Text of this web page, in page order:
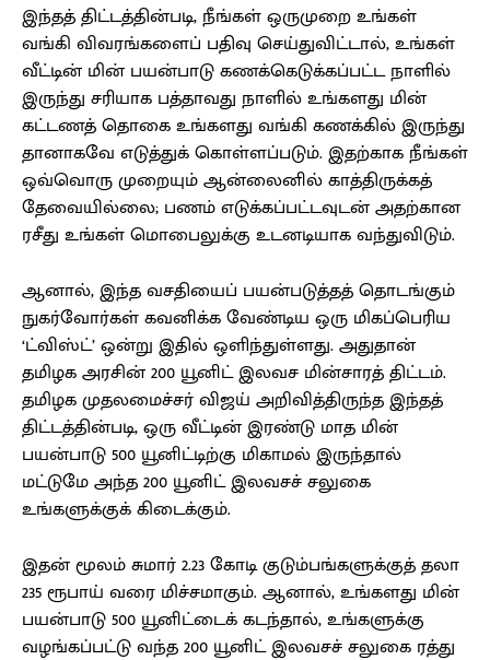
இந்தத் திட்டத்தின்படி, நீங்கள் ஒருமுறை உங்கள்
வங்கி விவரங்களைப் பதிவு செய்துவிட்டால், உங்கள்
வீட்டின் மின் பயன்பாடு கணக்கெடுக்கப்பட்ட நாளில்
இருந்து சரியாக பத்தாவது நாளில் உங்களது மின்
கட்டணத் தொகை உங்களது வங்கி கணக்கில் இருந்து
தானாகவே எடுத்துக் கொள்ளப்படும். இதற்காக நீங்கள்
ஒவ்வொரு முறையும் ஆன்லைனில் காத்திருக்கத்
தேவையில்லை; பணம் எடுக்கப்பட்டவுடன் அதற்கான
ரசீது உங்கள் மொபைலுக்கு உடனடியாக வந்துவிடும்.
ஆனால், இந்த வசதியைப் பயன்படுத்தத் தொடங்கும்
நுகர்வோர்கள் கவனிக்க வேண்டிய ஒரு மிகப்பெரிய
‘ட்விஸ்ட்’ ஒன்று இதில் ஒளிந்துள்ளது. அதுதான்
தமிழக அரசின் 200 யூனிட் இலவச மின்சாரத் திட்டம்.
தமிழக முதலமைச்சர் விஜய் அறிவித்திருந்த இந்தத்
திட்டத்தின்படி, ஒரு வீட்டின் இரண்டு மாத மின்
பயன்பாடு 500 யூனிட்டிற்கு மிகாமல் இருந்தால்
மட்டுமே அந்த 200 யூனிட் இலவசச் சலுகை
உங்களுக்குக் கிடைக்கும்.
இதன் மூலம் சுமார் 2.23 கோடி குடும்பங்களுக்குத் தலா
235 ரூபாய் வரை மிச்சமாகும். ஆனால், உங்களது மின்
பயன்பாடு 500 யூனிட்டைக் கடந்தால், உங்களுக்கு
வழங்கப்பட்டு வந்த 200 யூனிட் இலவசச் சலுகை ரத்து